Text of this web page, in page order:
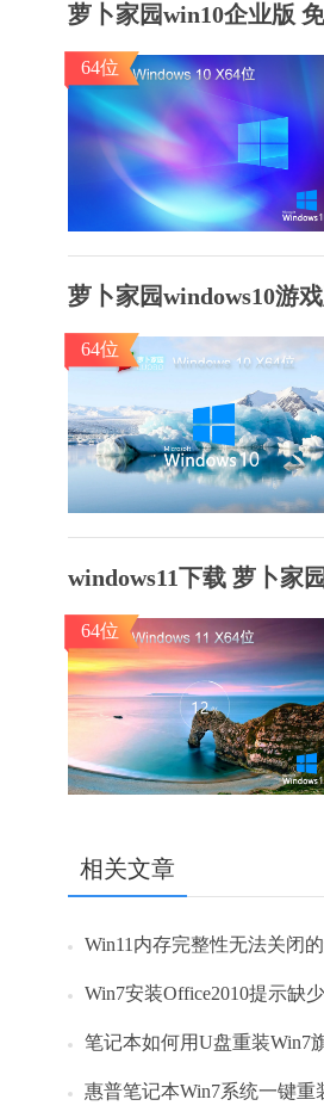
萝卜家园win10企业版
64位
萝卜家园windows10游
64位
windows11下载 萝卜家
64位
相关文章
Win11内存完整性无法关闭
Win7安装Office2010提示缺少
笔记本如何用U盘重装Win7
惠普笔记本Win7系统一键重